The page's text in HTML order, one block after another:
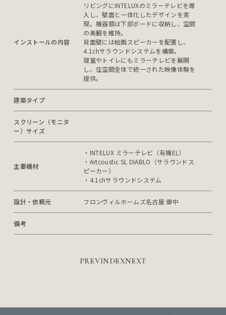
インストールの内容
リビングにINTELUXのミラーテレビを導
入し、壁面と一体化したデザインを実
現。機器類は下部ボードに収納し、空間
の美観を維持。
背面壁には絵画スピーカーを配置し、
4.1chサラウンドシステムを構築。
寝室やトイレにもミラーテレビを展開
し、住空間全体で統一された映像体験を
提供。
建築タイプ
スクリーン（モニタ
ー）サイズ
主要機材
・INTELUX ミラーテレビ（有機EL）
・Artcoustic SL DIABLO（サラウンドス
ピーカー）
・4.1chサラウンドシステム
設計・依頼元 フロンヴィルホームズ名古屋 御中
備考
PREVINDEXNEXT